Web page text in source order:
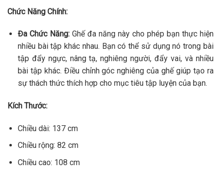
Chức Năng Chính:
Đa Chức Năng:Ghế đa năng này cho phép bạn thực hiện
nhiều bài tập khác nhau. Bạn có thể sử dụng nó trong bài
tập đẩy ngực, nâng tạ, nghiêng người, đẩy vai, và nhiều
bài tập khác. Điều chỉnh góc nghiêng của ghế giúp tạo ra
sự thách thức thích hợp cho mục tiêu tập luyện của bạn.
Kích Thước:
Chiều dài: 137 cm
Chiều rộng: 82 cm
Chiều cao: 108 cm